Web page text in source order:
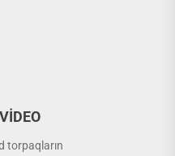
torpaqların